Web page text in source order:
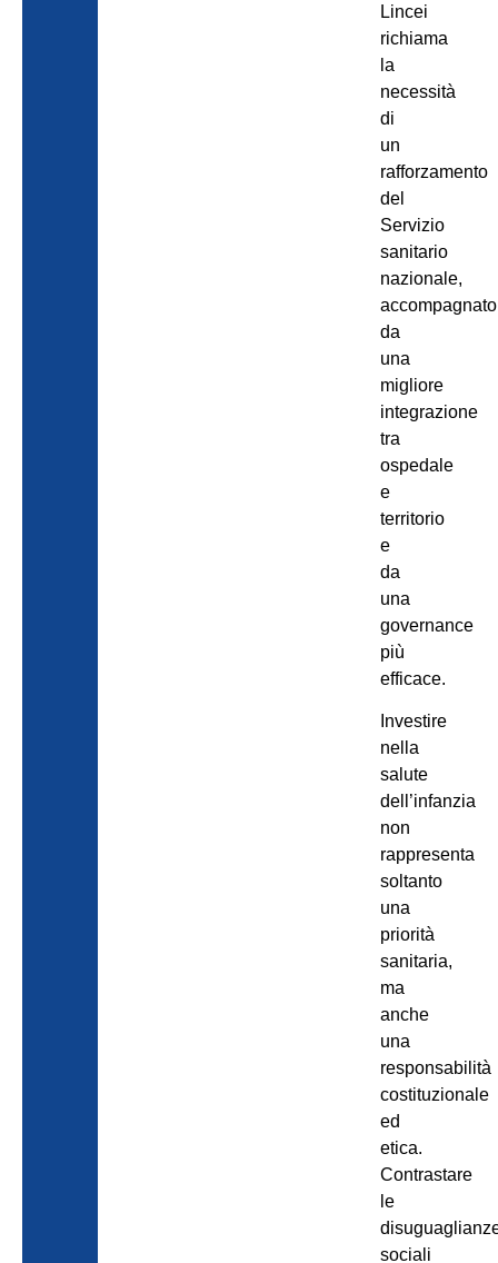
Lincei
richiama
la
necessità
di
un
rafforzamento
del
Servizio
sanitario
nazionale,
accompagnato
da
una
migliore
integrazione
tra
ospedale
e
territorio
e
da
una
governance
più
efficace.
Investire
nella
salute
dell’infanzia
non
rappresenta
soltanto
una
priorità
sanitaria,
ma
anche
una
responsabilità
costituzionale
ed
etica.
Contrastare
le
sociali